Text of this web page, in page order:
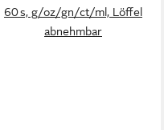
60 s, g/oz/gn/ct/ml, Löffel
abnehmbar